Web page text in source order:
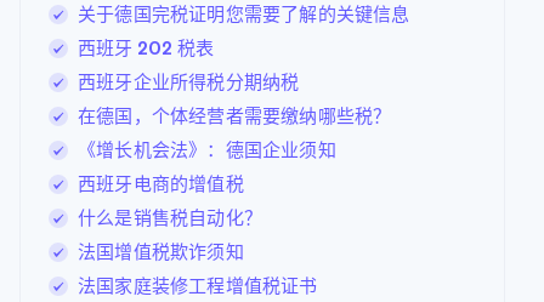
关于德国完税证明您需要了解的关键信息
西班牙 202 税表
西班牙企业所得税分期纳税
在德国，个体经营者需要缴纳哪些税？
《增长机会法》：德国企业须知
西班牙电商的增值税
什么是销售税自动化？
法国增值税欺诈须知
法国家庭装修工程增值税证书